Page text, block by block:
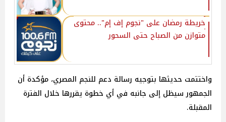
خريطة رمضان على "نجوم إف إم".. محتوى
متوازن من الصباح حتى السحور
واختتمت حديثها بتوجيه رسالة دعم للنجم المصري، مؤكدة أن
الجمهور سيظل إلى جانبه في أي خطوة يقررها خلال الفترة
المقبلة.